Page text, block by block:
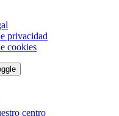
privacidad
cookies
centro